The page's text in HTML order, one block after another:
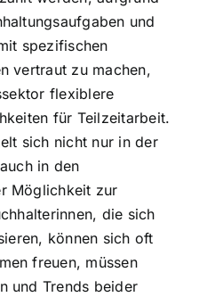
und
spezifischen
vertraut zu machen,
flexiblere
für Teilzeitarbeit.
sich nicht nur in der
in den
Möglichkeit zur
die sich
können sich oft
freuen, müssen
und Trends beider